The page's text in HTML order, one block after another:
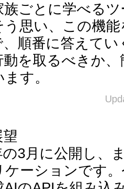
族ごとに学べる
う思い、この機
、順番に答えて
動を取るべきか
す。
望
の3月に公開し、
ケーションです